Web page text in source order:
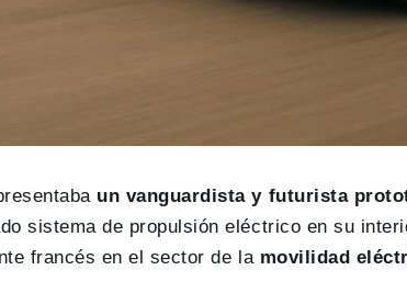
un vanguardista y futurista
sistema de propulsión eléctrico en su
francés en el sector de lamovilidad